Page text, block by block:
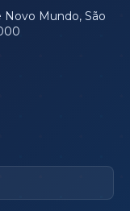
Novo Mundo, São